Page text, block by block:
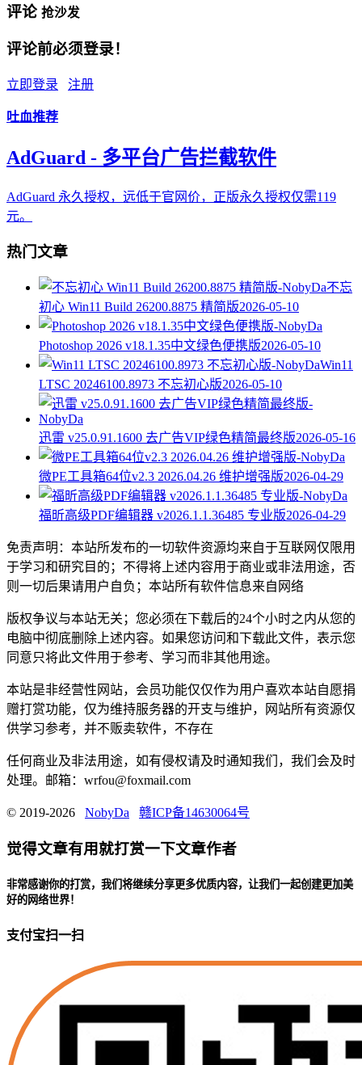
评论 抢沙发
评论前必须登录！
立即登录 注册
吐血推荐
AdGuard - 多平台广告拦截软件
AdGuard 永久授权，远低于官网价，正版永久授权仅需119
元。
热门文章
不忘
初心 Win11 Build 26200.8875 精简版2026-05-10
Photoshop 2026 v18.1.35中文绿色便携版2026-05-10
Win11
LTSC 20246100.8973 不忘初心版2026-05-10
迅雷 v25.0.91.1600 去广告VIP绿色精简最终版2026-05-16
微PE工具箱64位v2.3 2026.04.26 维护增强版2026-04-29
福昕高级PDF编辑器 v2026.1.1.36485 专业版2026-04-29
免责声明：本站所发布的一切软件资源均来自于互联网仅限用
于学习和研究目的；不得将上述内容用于商业或非法用途，否
则一切后果请用户自负；本站所有软件信息来自网络
版权争议与本站无关；您必须在下载后的24个小时之内从您的
电脑中彻底删除上述内容。如果您访问和下载此文件，表示您
同意只将此文件用于参考、学习而非其他用途。
本站是非经营性网站，会员功能仅仅作为用户喜欢本站自愿捐
赠打赏功能，仅为维持服务器的开支与维护，网站所有资源仅
供学习参考，并不贩卖软件，不存在
任何商业及非法用途，如有侵权请及时通知我们，我们会及时
处理。邮箱：wrfou@foxmail.com
© 2019-2026 NobyDa 赣ICP备14630064号
觉得文章有用就打赏一下文章作者
非常感谢你的打赏，我们将继续分享更多优质内容，让我们一起创建更加美
好的网络世界！
支付宝扫一扫